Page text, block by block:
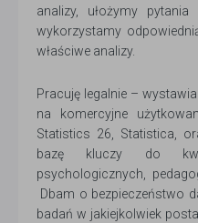
analizy, ułożymy
wykorzystamy
właściwe analizy.
Pracuję legalnie –
na komercyjne
Statistics 26, Statistica,
bazę kluczy do
psychologicznych,
Dbam o bezpieczeństwo
badań w jakiejkolwiek